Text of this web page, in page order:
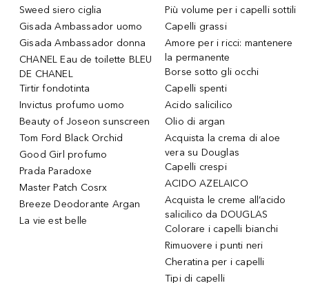
Sweed siero ciglia
Gisada Ambassador uomo
Gisada Ambassador donna
CHANEL Eau de toilette BLEU
DE CHANEL
Tirtir fondotinta
Invictus profumo uomo
Beauty of Joseon sunscreen
Tom Ford Black Orchid
Good Girl profumo
Prada Paradoxe
Master Patch Cosrx
Breeze Deodorante Argan
La vie est belle
Più volume per i capelli sottili
Capelli grassi
Amore per i ricci: mantenere
la permanente
Borse sotto gli occhi
Capelli spenti
Acido salicilico
Olio di argan
Acquista la crema di aloe
vera su Douglas
Capelli crespi
ACIDO AZELAICO
Acquista le creme all’acido
salicilico da DOUGLAS
Colorare i capelli bianchi
Rimuovere i punti neri
Cheratina per i capelli
Tipi di capelli